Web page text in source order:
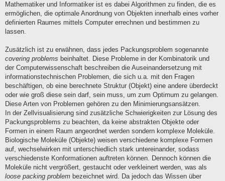
Mathematiker und Informatiker ist es dabei Algorithmen zu finden, die es
ermöglichen, die optimale Anordnung von Objekten innerhalb eines vorher
definierten Raumes mittels Computer errechnen und bestimmen zu
lassen.
Zusätzlich ist zu erwähnen, dass jedes Packungsproblem sogenannte
covering problems beinhaltet. Diese Probleme in der Kombinatorik und
der Computerwissenschaft beschreiben die Auseinandersetzung mit
informationstechnischen Problemen, die sich u.a. mit den Fragen
beschäftigen, ob eine berechnete Struktur (Objekt) eine andere überdeckt
oder wie groß diese sein darf, sein muss, um zum Optimum zu gelangen.
Diese Arten von Problemen gehören zu den Minimierungsansätzen.
In der Zellvisualisierung sind zusätzliche Schwierigkeiten zur Lösung des
Packungsproblems zu beachten, da keine abstrakten Objekte oder
Formen in einem Raum angeordnet werden sondern komplexe Moleküle.
Biologische Moleküle (Objekte) weisen verschiedene komplexe Formen
auf, wechselwirken mit unterschiedlich stark untereinander, sodass
verschiedenste Konformationen auftreten können. Dennoch können die
Moleküle nicht vergrößert, gestaucht oder verkleinert werden, was als
loose packing problem bezeichnet wird. Da jedoch das Wissen über